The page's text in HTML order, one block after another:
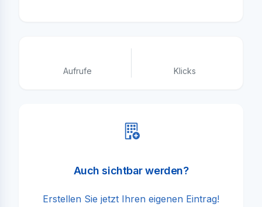
Aufrufe Klicks
Auch sichtbar werden?
Erstellen Sie jetzt Ihren eigenen Eintrag!